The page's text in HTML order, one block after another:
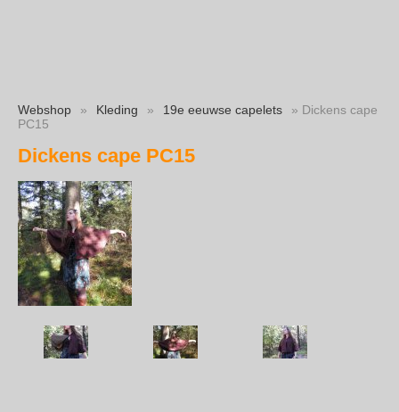
Webshop » Kleding » 19e eeuwse capelets
» Dickens cape
PC15
Dickens cape PC15